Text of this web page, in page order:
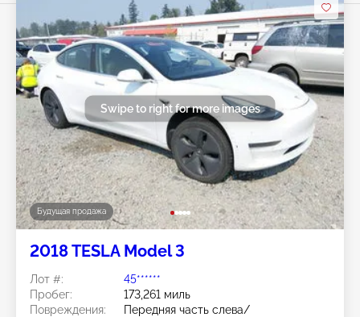
Будущая продажа
Swipe to right for more images
2018 TESLA Model 3
Лот #:
45******
Пробег:
173,261 миль
Повреждения:
Передняя часть слева/